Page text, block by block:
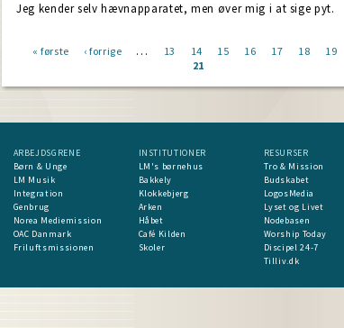
Jeg kender selv hævnapparatet, men øver mig i at sige pyt.
First
« første
Previous
‹ forrige … Page
13 Page
14 Page
15 Page
16 Page
17 Page
18 Page
19
21
ARBEJDSGRENE
Børn & Unge
LM Musik
Integration
Genbrug
Norea Mediemission
OAC Danmark
Friluftsmissionen
INSTITUTIONER
LM's børnehus
Bakkely
Klokkebjerg
Arken
Håbet
Café Kilden
Skoler
RESURSER
Tro & Mission
Budskabet
LogosMedia
Lyset og Livet
Nodebasen
Worship Today
Discipel 24-7
Tilliv.dk